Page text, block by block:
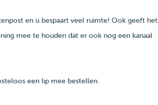
en u bespaart veel ruimte! Ook geeft het
mee te houden dat er ook nog een kanaal
een lip mee bestellen.